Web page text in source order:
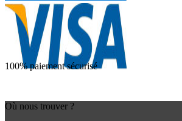
100% paiement sécurisé
Où nous trouver ?